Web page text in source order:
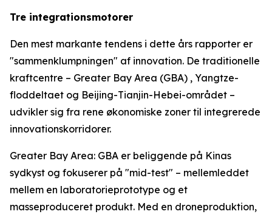
Tre integrationsmotorer
Den mest markante tendens i dette års rapporter er
"sammenklumpningen" af innovation. De traditionelle
kraftcentre – Greater Bay Area (GBA) , Yangtze-
floddeltaet og Beijing-Tianjin-Hebei-området –
udvikler sig fra rene økonomiske zoner til integrerede
innovationskorridorer.
Greater Bay Area: GBA er beliggende på Kinas
sydkyst og fokuserer på "mid-test" – mellemleddet
mellem en laboratorieprototype og et
masseproduceret produkt. Med en droneproduktion,